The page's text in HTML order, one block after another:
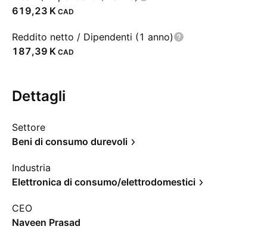
‪619,23 K‬ CAD
Reddito netto / Dipendenti (1 anno)
‪187,39 K‬ CAD
Dettagli
Settore
Beni di consumo durevoli
Industria
Elettronica di consumo/elettrodomestici
CEO
Naveen Prasad